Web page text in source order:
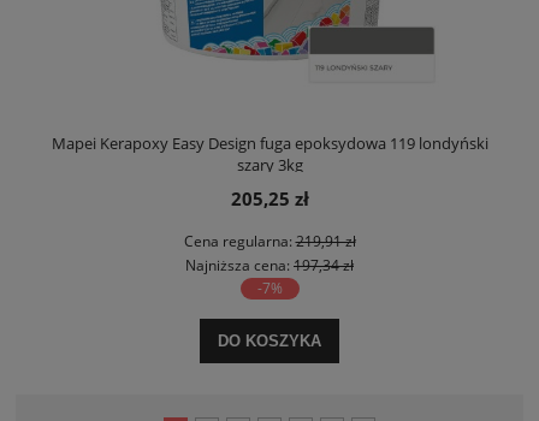
Mapei Kerapoxy Easy Design fuga epoksydowa 119 londyński
szary 3kg
205,25 zł
Cena regularna:219,91 zł
Najniższa cena: 197,34 zł
-7%
DO KOSZYKA